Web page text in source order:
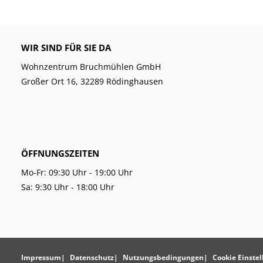
WIR SIND FÜR SIE DA
Wohnzentrum Bruchmühlen GmbH
Großer Ort 16, 32289 Rödinghausen
ÖFFNUNGSZEITEN
Mo-Fr: 09:30 Uhr - 19:00 Uhr
Sa: 9:30 Uhr - 18:00 Uhr
Impressum Datenschutz Nutzungsbedingungen Cookie